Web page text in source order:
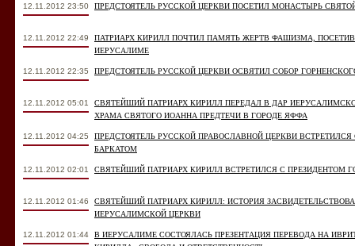
12.11.2012 23:50 ПРЕДСТОЯТЕЛЬ РУССКОЙ ЦЕРКВИ ПОСЕТИЛ МОНАСТЫРЬ
12.11.2012 22:49
ПАТРИАРХ КИРИЛЛ ПОЧТИЛ ПАМЯТЬ ЖЕРТВ ФАШИЗМА,
ИЕРУСАЛИМЕ
12.11.2012 22:35 ПРЕДСТОЯТЕЛЬ РУССКОЙ ЦЕРКВИ ОСВЯТИЛ СОБОР
12.11.2012 05:01
СВЯТЕЙШИЙ ПАТРИАРХ КИРИЛЛ ПЕРЕДАЛ В ДАР
ХРАМА СВЯТОГО ИОАННА ПРЕДТЕЧИ В ГОРОДЕ ЯФФА
12.11.2012 04:25
ПРЕДСТОЯТЕЛЬ РУССКОЙ ПРАВОСЛАВНОЙ ЦЕРКВИ
БАРКАТОМ
12.11.2012 02:01 СВЯТЕЙШИЙ ПАТРИАРХ КИРИЛЛ ВСТРЕТИЛСЯ С ПРЕЗИДЕНТОМ
12.11.2012 01:46
СВЯТЕЙШИЙ ПАТРИАРХ КИРИЛЛ: ИСТОРИЯ
ИЕРУСАЛИМСКОЙ ЦЕРКВИ
12.11.2012 01:44
В ИЕРУСАЛИМЕ СОСТОЯЛАСЬ ПРЕЗЕНТАЦИЯ ПЕРЕВОДА НА